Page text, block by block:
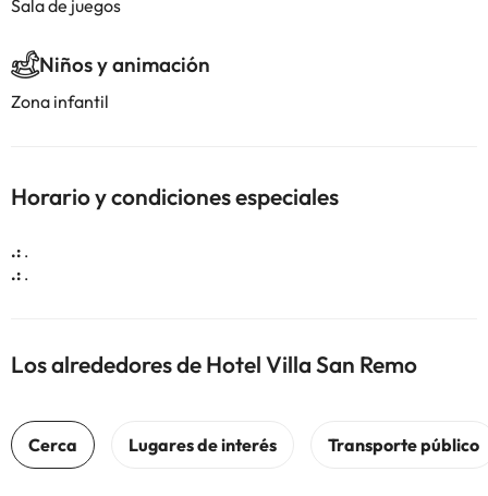
Sala de juegos
Niños y animación
Zona infantil
Horario y condiciones especiales
.: .
.: .
Los alrededores de Hotel Villa San Remo